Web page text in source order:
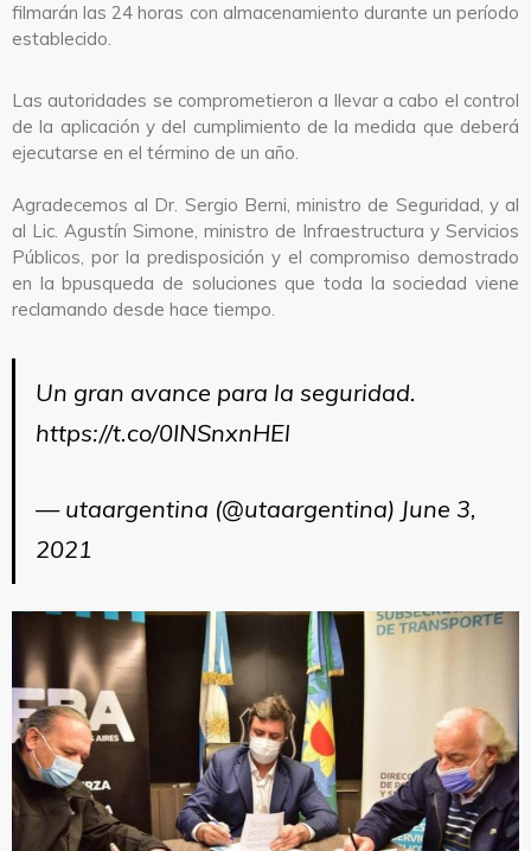
filmarán las 24 horas con almacenamiento durante un período
establecido.
Las autoridades se comprometieron a llevar a cabo el control
de la aplicación y del cumplimiento de la medida que deberá
ejecutarse en el término de un año.
Agradecemos al Dr. Sergio Berni, ministro de Seguridad, y al
al Lic. Agustín Simone, ministro de Infraestructura y Servicios
Públicos, por la predisposición y el compromiso demostrado
en la bpusqueda de soluciones que toda la sociedad viene
reclamando desde hace tiempo.
Un gran avance para la seguridad.
https://t.co/0INSnxnHEl
— utaargentina (@utaargentina) June 3,
2021